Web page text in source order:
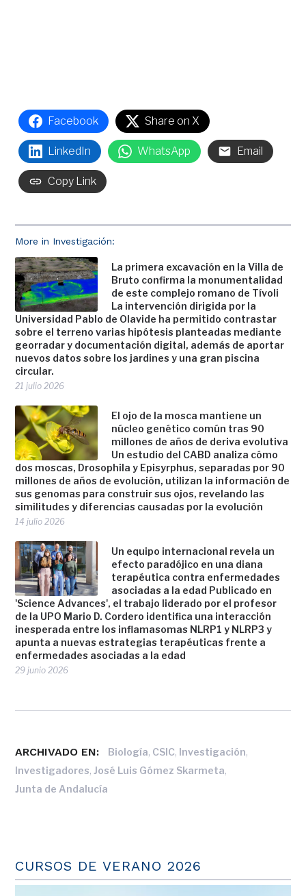
More in Investigación:
La primera excavación en la Villa de
Bruto confirma la monumentalidad
de este complejo romano de Tívoli
La intervención dirigida por la
Universidad Pablo de Olavide ha permitido contrastar
sobre el terreno varias hipótesis planteadas mediante
georradar y documentación digital, además de aportar
nuevos datos sobre los jardines y una gran piscina
circular.
21 julio 2026
El ojo de la mosca mantiene un
núcleo genético común tras 90
millones de años de deriva evolutiva
Un estudio del CABD analiza cómo
dos moscas, Drosophila y Episyrphus, separadas por 90
millones de años de evolución, utilizan la información de
sus genomas para construir sus ojos, revelando las
similitudes y diferencias causadas por la evolución
14 julio 2026
Un equipo internacional revela un
efecto paradójico en una diana
terapéutica contra enfermedades
asociadas a la edad Publicado en
'Science Advances', el trabajo liderado por el profesor
de la UPO Mario D. Cordero identifica una interacción
inesperada entre los inflamasomas NLRP1 y NLRP3 y
apunta a nuevas estrategias terapéuticas frente a
enfermedades asociadas a la edad
29 junio 2026
Facebook Share on X
LinkedIn WhatsApp Email
Copy Link
ARCHIVADO EN: Biología, CSIC, Investigación,
Investigadores,José Luis Gómez Skarmeta,
Junta de Andalucía
CURSOS DE VERANO 2026